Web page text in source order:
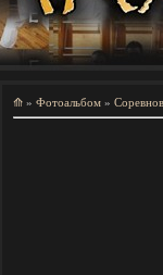
⟰ » Фотоальбом »